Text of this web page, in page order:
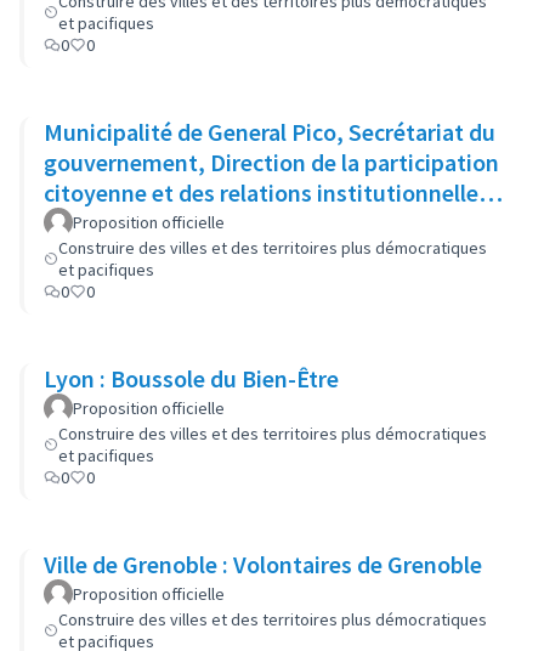
et pacifiques
0
0
Municipalité de General Pico, Secrétariat du
gouvernement, Direction de la participation
citoyenne et des relations institutionnelles :
Cabinet ouvert
Proposition officielle
Construire des villes et des territoires plus démocratiques
et pacifiques
0
0
Lyon : Boussole du Bien-Être
Proposition officielle
Construire des villes et des territoires plus démocratiques
et pacifiques
0
0
Ville de Grenoble : Volontaires de Grenoble
Proposition officielle
Construire des villes et des territoires plus démocratiques
et pacifiques